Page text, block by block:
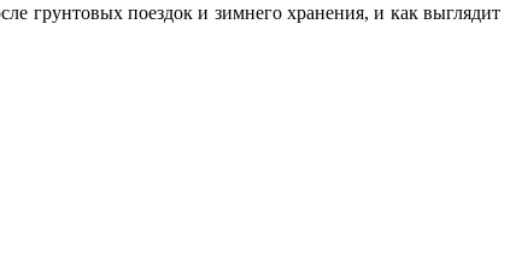
грунтовых поездок и зимнего хранения, и как выглядит